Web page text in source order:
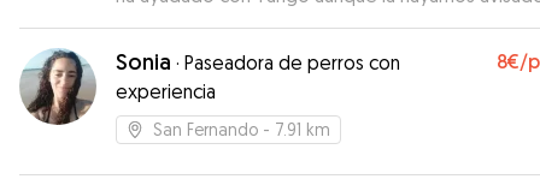
poco margen. Nuestro perro está encantado con
Sonia · Paseadora de perros con
experiencia
8€/
San Fernando - 7.91 km